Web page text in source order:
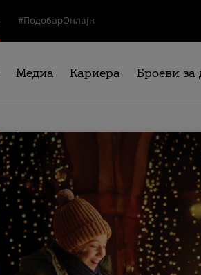
#ПодобарОнлајн
Медиа Кариера Броеви за